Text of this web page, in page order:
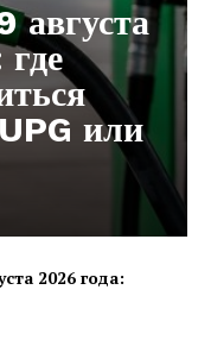
августа
или
2026 года: